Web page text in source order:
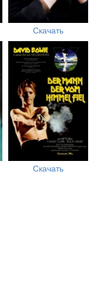
Скачать
Скачать